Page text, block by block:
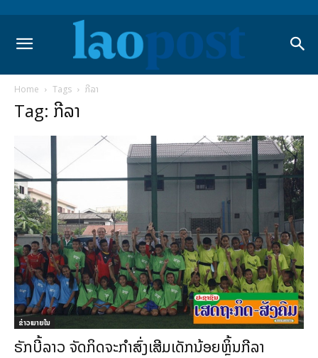
Home Tags ກີລາ
Tag: ກີລາ
ຂ່າວພາຍ​ໃນ
ຣັກບີ້ລາວ ຈັດກິດຈະກຳສົ່ງເສີມເດັກນ້ອຍຫຼິ້ນກີລາ